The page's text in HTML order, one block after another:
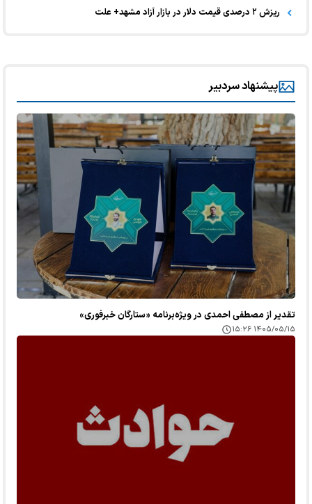
ریزش ۲ درصدی قیمت دلار در بازار آزاد مشهد+ علت
پیشنهاد سردبیر
تقدیر از مصطفی احمدی در ویژه‌برنامه «ستارگان خبرفوری»
۱۴۰۵/۰۵/۱۵ ۱۵:۲۶